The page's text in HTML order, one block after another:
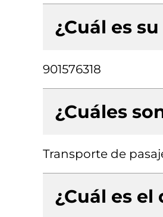
¿Cuál es su
901576318
¿Cuáles
Transporte de
¿Cuál es